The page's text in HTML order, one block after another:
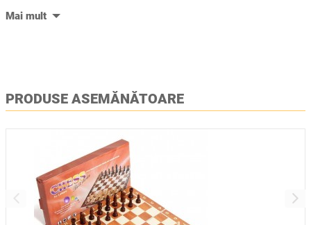
acelasi timp.
PRODUSE ASEMĂNĂTOARE